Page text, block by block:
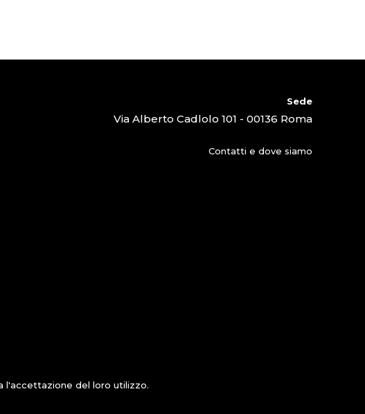
Sede
Via Alberto Cadlolo 101 - 00136 Roma
Contatti e dove siamo
l'accettazione del loro utilizzo.